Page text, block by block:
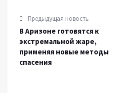
Предыдущая новость
В Аризоне готовятся к
экстремальной жаре,
применяя новые методы
спасения